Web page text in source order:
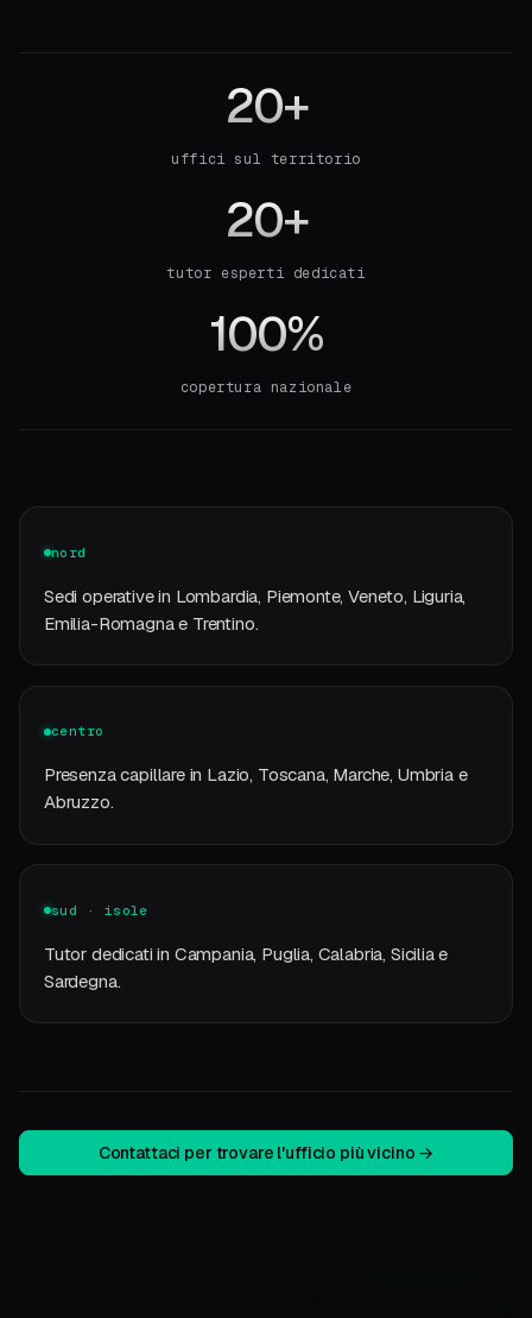
20+
uffici sul territorio
20+
tutor esperti dedicati
100%
copertura nazionale
nord
Sedi operative in Lombardia, Piemonte, Veneto, Liguria,
Emilia-Romagna e Trentino.
centro
Presenza capillare in Lazio, Toscana, Marche, Umbria e
Abruzzo.
sud · isole
Tutor dedicati in Campania, Puglia, Calabria, Sicilia e
Sardegna.
Contattaci per trovare l'ufficio più vicino →